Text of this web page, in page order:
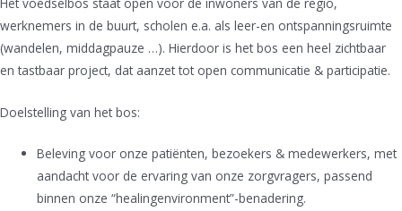
werknemers in de buurt, scholen e.a. als leer-en ontspanningsruimte
(wandelen, middagpauze …). Hierdoor is het bos een heel zichtbaar
en tastbaar project, dat aanzet tot open communicatie & participatie.
Doelstelling van het bos:
Beleving voor onze patiënten, bezoekers & medewerkers, met
aandacht voor de ervaring van onze zorgvragers, passend
binnen onze “healingenvironment”-benadering.